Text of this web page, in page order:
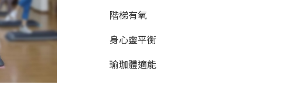
階梯有氧
身心靈平衡
瑜珈體適能